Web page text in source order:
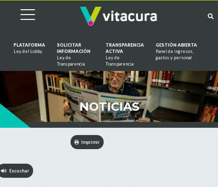
PLATAFORMA
Ley del Lobby
SOLICITAR
INFORMACIÓN
Ley de
Transparencia
TRANSPARENCIA
ACTIVA
Ley de
Transparencia
GESTIÓN ABIERTA
Panel de ingresos,
gastos y personal
NOTICIAS
Imprimir
Escuchar